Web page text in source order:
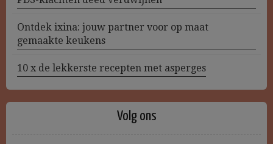
Ontdek ixina: jouw partner voor op maat
gemaakte keukens
10 x de lekkerste recepten met asperges
Volg ons